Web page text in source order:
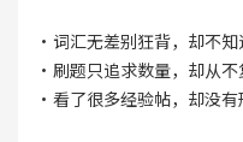
·词汇无差别狂背，却不
·刷题只追求数量，却从
·看了很多经验帖，却没